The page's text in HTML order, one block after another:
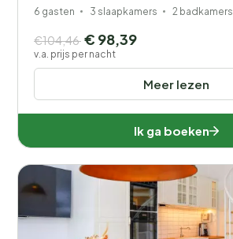
6 gasten 3 slaapkamers 2 badkamers
Meer lezen
€104,46 € 98,39
v.a. prijs per nacht
Ik ga boeken